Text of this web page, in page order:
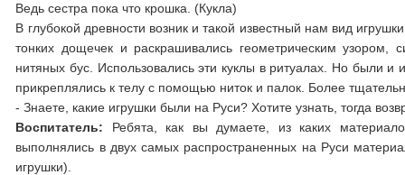
Ведь сестра пока что крошка. (Кукла)
В глубокой древности возник и такой известный нам вид
тонких дощечек и раскрашивались геометрическим
нитяных бус. Использовались эти куклы в ритуалах. Но были
прикреплялись к телу с помощью ниток и палок. Более
- Знаете, какие игрушки были на Руси? Хотите узнать, тогда
Воспитатель: Ребята, как вы думаете, из каких
выполнялись в двух самых распространенных на Руси
игрушки).